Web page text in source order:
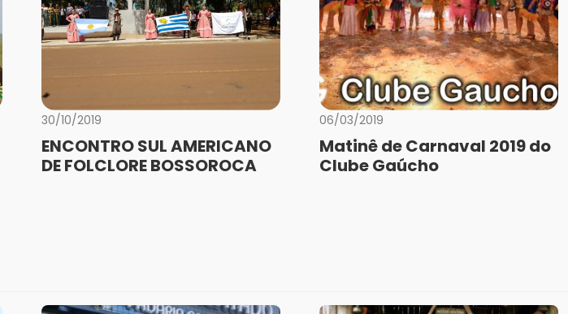
30/10/2019
ENCONTRO SUL AMERICANO
DE FOLCLORE BOSSOROCA
06/03/2019
Matinê de Carnaval 2019 do
Clube Gaúcho